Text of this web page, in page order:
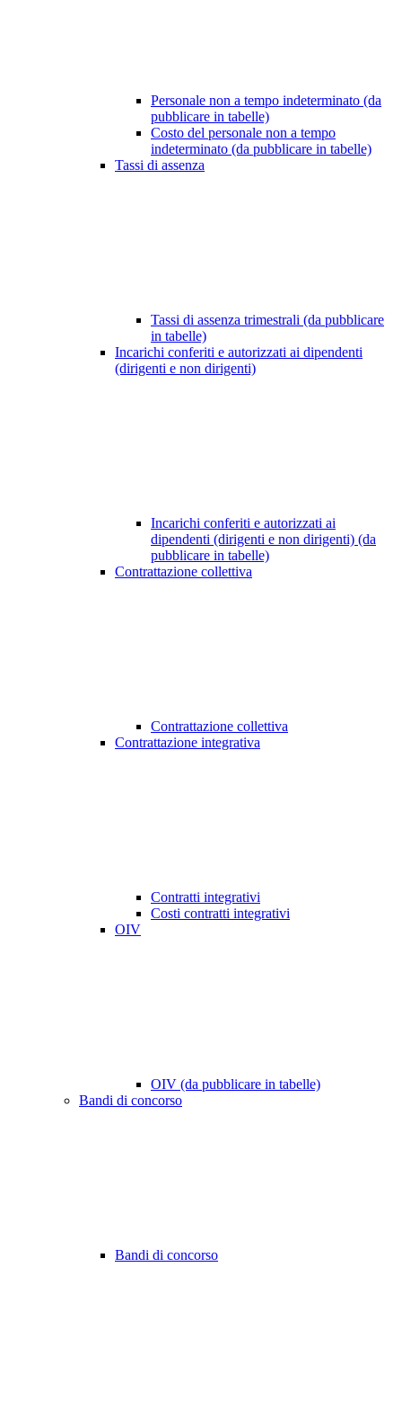
Personale non a tempo indeterminato (da
pubblicare in tabelle)
Costo del personale non a tempo
indeterminato (da pubblicare in tabelle)
Tassi di assenza
Tassi di assenza trimestrali (da pubblicare
in tabelle)
Incarichi conferiti e autorizzati ai dipendenti
(dirigenti e non dirigenti)
Incarichi conferiti e autorizzati ai
dipendenti (dirigenti e non dirigenti) (da
pubblicare in tabelle)
Contrattazione collettiva
Contrattazione collettiva
Contrattazione integrativa
Contratti integrativi
Costi contratti integrativi
OIV
OIV (da pubblicare in tabelle)
Bandi di concorso
Bandi di concorso